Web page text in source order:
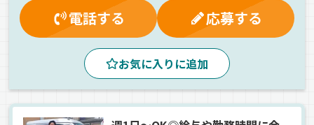
健康保険
朝 昼
カーナビ搭載
地場 拠点多数
バックアイモニター装備
ワンボックス パート
電話する 応募する
お気に入りに追加